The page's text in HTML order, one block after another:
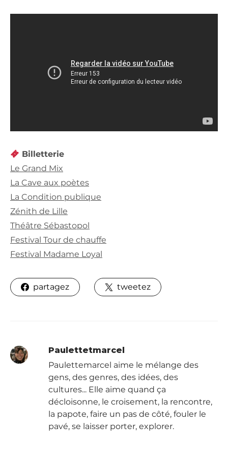
Billetterie
Le Grand Mix
La Cave aux poètes
La Condition publique
Zénith de Lille
Théâtre Sébastopol
Festival Tour de chauffe
Festival Madame Loyal
partagez tweetez
Paulettetmarcel
Paulettemarcel aime le mélange des
gens, des genres, des idées, des
cultures... Elle aime quand ça
décloisonne, le croisement, la rencontre,
la papote, faire un pas de côté, fouler le
pavé, se laisser porter, explorer.